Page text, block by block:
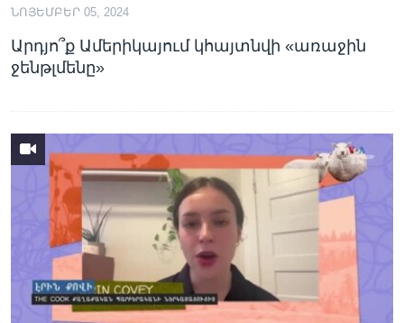
ՆՈՅԵՄԲԵՐ 05, 2024
Արդյո՞ք Ամերիկայում կհայտնվի «առաջին
ջենթլմենը»